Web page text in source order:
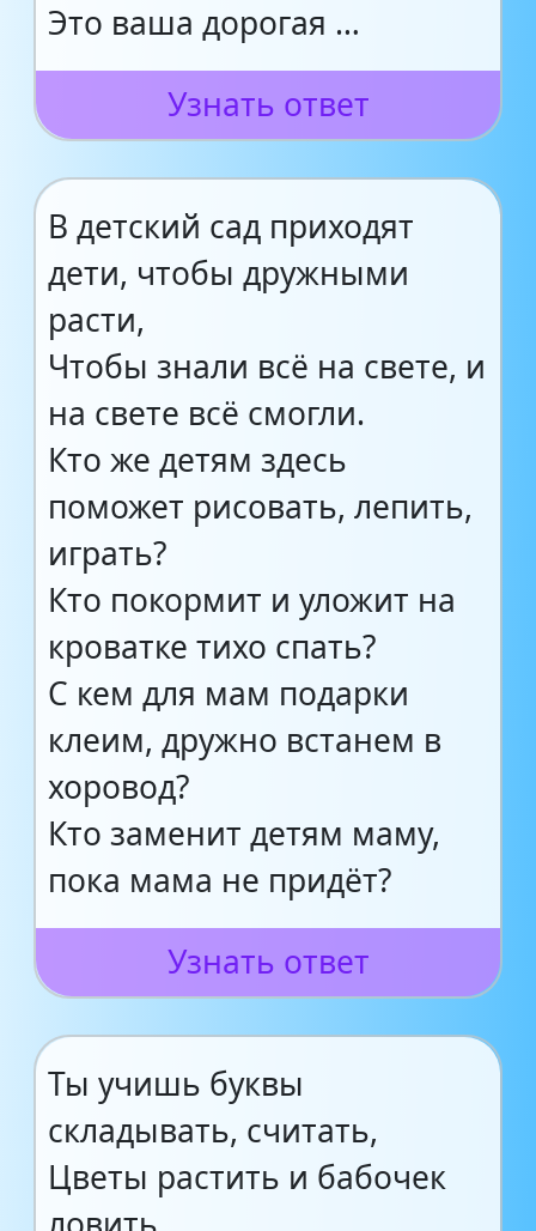
Это ваша дорогая …
Узнать ответ
В детский сад приходят
дети, чтобы дружными
расти,
Чтобы знали всё на свете, и
на свете всё смогли.
Кто же детям здесь
поможет рисовать, лепить,
играть?
Кто покормит и уложит на
кроватке тихо спать?
С кем для мам подарки
клеим, дружно встанем в
хоровод?
Кто заменит детям маму,
пока мама не придёт?
Узнать ответ
Ты учишь буквы
складывать, считать,
Цветы растить и бабочек